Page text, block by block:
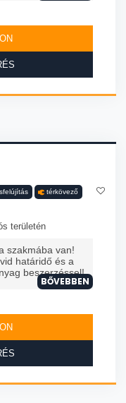
térkövező
területén
szakmába van!
határidő és a
beszerzéssel!
BŐVEBBEN